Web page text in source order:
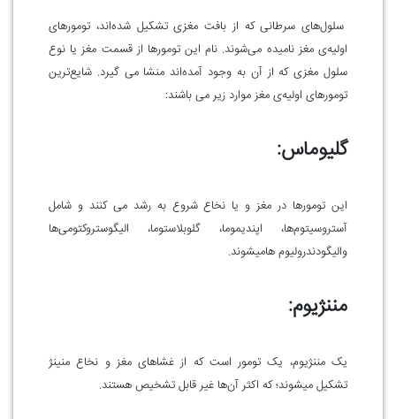
سلول‌های سرطانی که از بافت مغزی تشکیل شده‌اند، تومورهای
اولیه‌ی مغز نامیده می‌شوند. نام این تومورها از قسمت مغز یا نوع
سلول مغزی که از آن به وجود آمده‌اند منشا می گیرد. شایع‌ترین
تومورهای اولیه‌ی مغز موارد زیر می باشند:
گلیوماس:
این تومور‌ها در مغز و یا نخاع شروع به رشد می کنند و شامل
آستروسیتوم‌ها، اپندیموما، گلوبلاستوما، الیگوستروکتومی‌ها
والیگودندرولیوم هامیشوند.
مننژیوم:
یک مننژیوم، یک تومور است که از غشا‌های مغز و نخاع منینژ
تشکیل میشوند؛ که اکثر آن‌ها غیر قابل تشخیص هستند.